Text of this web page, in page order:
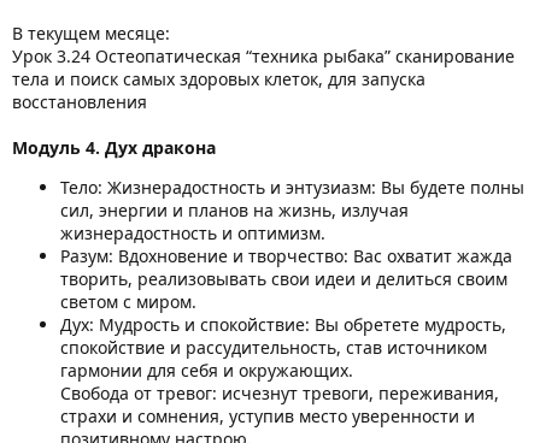
В текущем месяце:
Урок 3.24 Остеопатическая “техника рыбака” сканирование
тела и поиск самых здоровых клеток, для запуска
восстановления
Модуль 4. Дух дракона
Тело: Жизнерадостность и энтузиазм: Вы будете полны
сил, энергии и планов на жизнь, излучая
жизнерадостность и оптимизм.
Разум: Вдохновение и творчество: Вас охватит жажда
творить, реализовывать свои идеи и делиться своим
светом с миром.
Дух: Мудрость и спокойствие: Вы обретете мудрость,
спокойствие и рассудительность, став источником
гармонии для себя и окружающих.
Свобода от тревог: исчезнут тревоги, переживания,
страхи и сомнения, уступив место уверенности и
позитивному настрою.